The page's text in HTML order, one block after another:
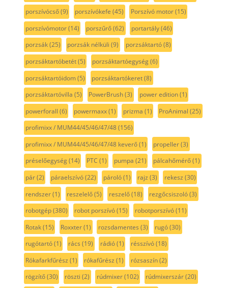
porszívócső(9) porszívókefe (45) Porszívó motor(15)
porszívómotor(14) porszűrő(62) portartály(46)
porzsák(25) porzsák nélküli (9) porzsáktartó(8)
porzsáktartóbetét(5) porzsáktartóegység(6)
porzsáktartóidom(5) porzsáktartókeret(8)
porzsáktartóvilla (5) PowerBrush(3) power edition(1)
powerforall (6) powermaxx(1) prizma (1) ProAnimal (25)
profimixx / MUM44/45/46/47/48(156)
profimixx / MUM44/45/46/47/48 keverő(1) propeller(3)
préselőegység(14) PTC (1) pumpa (21) pálcahőmérő(1)
pár(2) páraelszívó(22) pároló(1) rajz (3) rekesz (30)
rendszer(1) reszelelő(5) reszelő(18) rezgőcsiszoló(3)
robotgép(380) robot porszívó(15) robotporszívó(11)
Rotak(15) Roxxter(1) rozsdamentes (3) rugó(30)
rugótartó(1) rács (19) rádió(1) résszívó(18)
Rókafarkfűrész (1) rókafűrész (1) rózsaszín(2)
rögzítő(30) röszti (2) rúdmixer(102) rúdmixerszár(20)